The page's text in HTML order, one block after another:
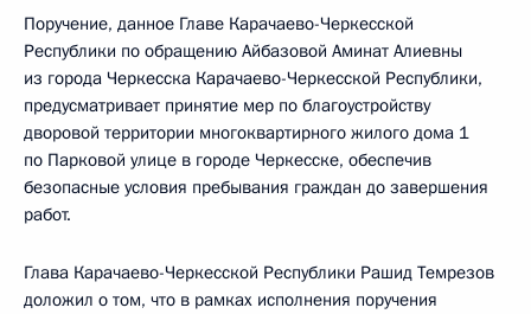
Поручение, данное Главе Карачаево-Черкесской
Республики по обращению Айбазовой Аминат Алиевны
из города Черкесска Карачаево-Черкесской Республики,
предусматривает принятие мер по благоустройству
дворовой территории многоквартирного жилого дома 1
по Парковой улице в городе Черкесске, обеспечив
безопасные условия пребывания граждан до завершения
работ.
Глава Карачаево-Черкесской Республики Рашид Темрезов
доложил о том, что в рамках исполнения поручения